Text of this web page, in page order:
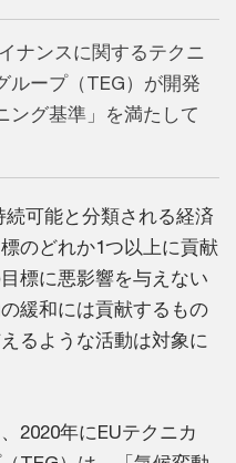
ナンスに関するテクニ
ループ（TEG）が開発
ング基準」を満たして
可能と分類される経済
のどれか1つ以上に貢献
標に悪影響を与えない
緩和には貢献するもの
るような活動は対象に
2020年にEUテクニカ